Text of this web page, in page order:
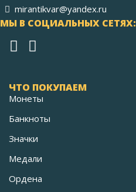
mirantikvar@yandex.ru
МЫ В СОЦИАЛЬНЫХ СЕТЯХ:
ЧТО ПОКУПАЕМ
Монеты
Банкноты
Значки
Медали
Ордена